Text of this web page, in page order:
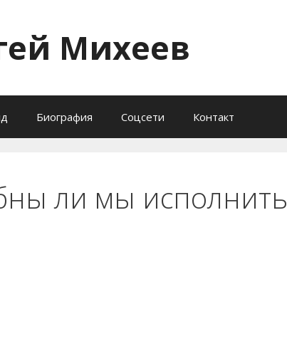
Михеев
Биография Соцсети Контакт
ли мы